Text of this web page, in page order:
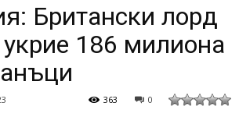
Британски лорд
186 милиона
0
363